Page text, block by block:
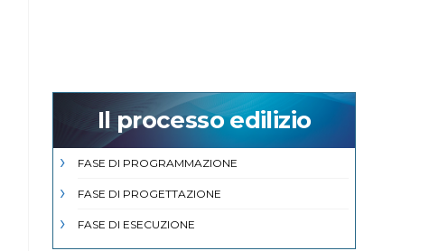
Il processo edilizio
FASE DI PROGRAMMAZIONE
FASE DI PROGETTAZIONE
FASE DI ESECUZIONE